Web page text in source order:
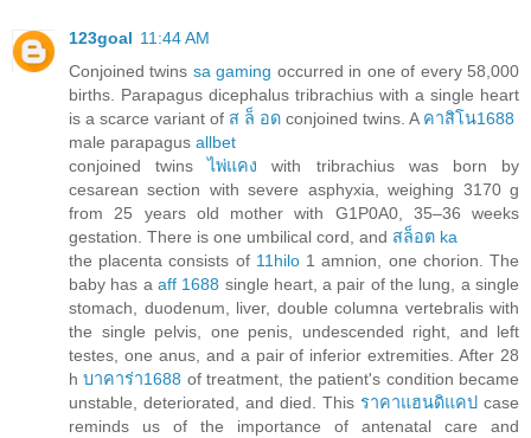
123goal 11:44 AM
Conjoined twins sa gaming occurred in one of every 58,000
births. Parapagus dicephalus tribrachius with a single heart
is a scarce variant of ส ล็ อด conjoined twins. A คาสิโน1688
male parapagus allbet
conjoined twinsไพ่แคง with tribrachius was born by
cesarean section with severe asphyxia, weighing 3170 g
from 25 years old mother with G1P0A0, 35–36 weeks
gestation. There is one umbilical cord, and สล็อต ka
the placenta consists of 11hilo1 amnion, one chorion. The
baby has a aff 1688 single heart, a pair of the lung, a single
stomach, duodenum, liver, double columna vertebralis with
the single pelvis, one penis, undescended right, and left
testes, one anus, and a pair of inferior extremities. After 28
hบาคาร่า1688 of treatment, the patient's condition became
unstable, deteriorated, and died. This ราคาแฮนดิแคป
case
reminds us of the importance of antenatal care and